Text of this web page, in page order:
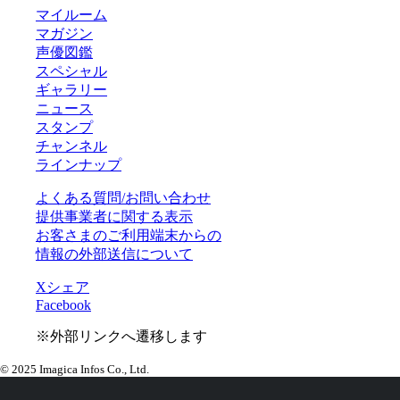
マイルーム
マガジン
声優図鑑
スペシャル
ギャラリー
ニュース
スタンプ
チャンネル
ラインナップ
よくある質問/お問い合わせ
提供事業者に関する表示
お客さまのご利用端末からの
情報の外部送信について
Xシェア
Facebook
※外部リンクへ遷移します
© 2025 Imagica Infos Co., Ltd.